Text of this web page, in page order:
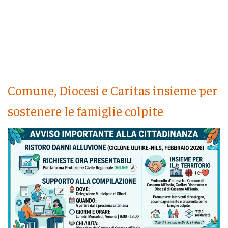
Comune, Diocesi e Caritas insieme per
sostenere le famiglie colpite